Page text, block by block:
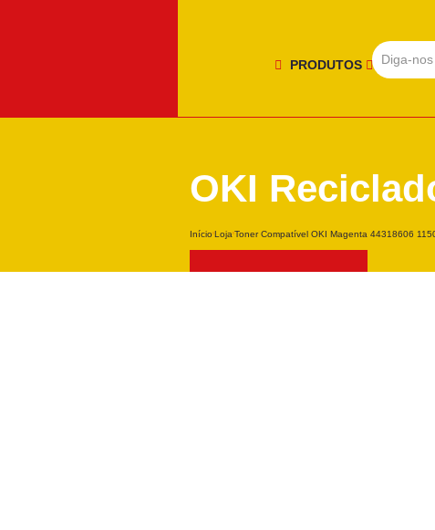
PRODUTOS
OKI
Início Loja Toner Compatível OKI Magenta 44318606